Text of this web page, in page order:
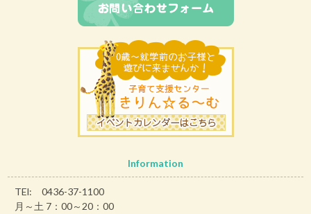
Information
TEl: 0436-37-1100
月～土 7：00～20：00